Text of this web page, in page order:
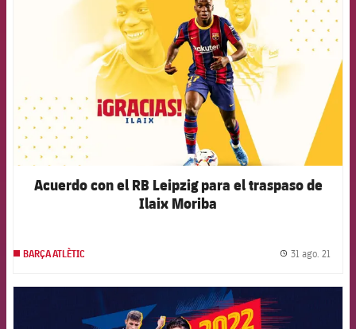
Acuerdo con el RB Leipzig para el traspaso de
Ilaix Moriba
BARÇA ATLÈTIC 31 ago. 21
FCB Barcelona badge